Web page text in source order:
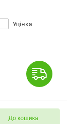
Уцінка
До кошика